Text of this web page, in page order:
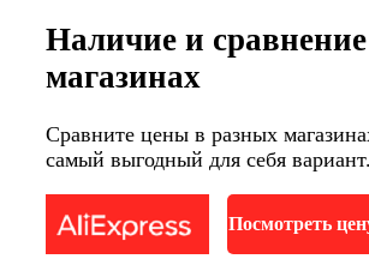
Наличие и
магазинах
Сравните цены в разных
самый выгодный для себя вариант.
Посмотреть